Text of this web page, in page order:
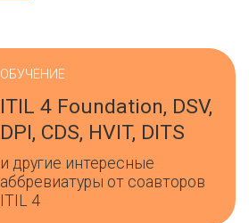
ОБУЧЕНИЕ
ITIL 4 Foundation, DSV,
DPI, CDS, HVIT, DITS
и другие интересные
аббревиатуры от соавторов
ITIL 4